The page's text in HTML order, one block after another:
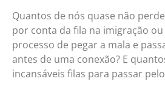
Quantos de nós quase não
por conta da fila na imigração
processo de pegar a mala e
antes de uma conexão? E
incansáveis filas para passar